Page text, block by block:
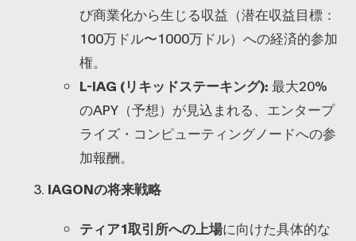
び商業化から生じる収益（潜在収益目標：
100万ドル〜1000万ドル）への経済的参加
権。
L-IAG (リキッドステーキング): 最大20%
のAPY（予想）が見込まれる、エンタープ
ライズ・コンピューティングノードへの参
加報酬。
IAGONの将来戦略
ティア1取引所への上場に向けた具体的な